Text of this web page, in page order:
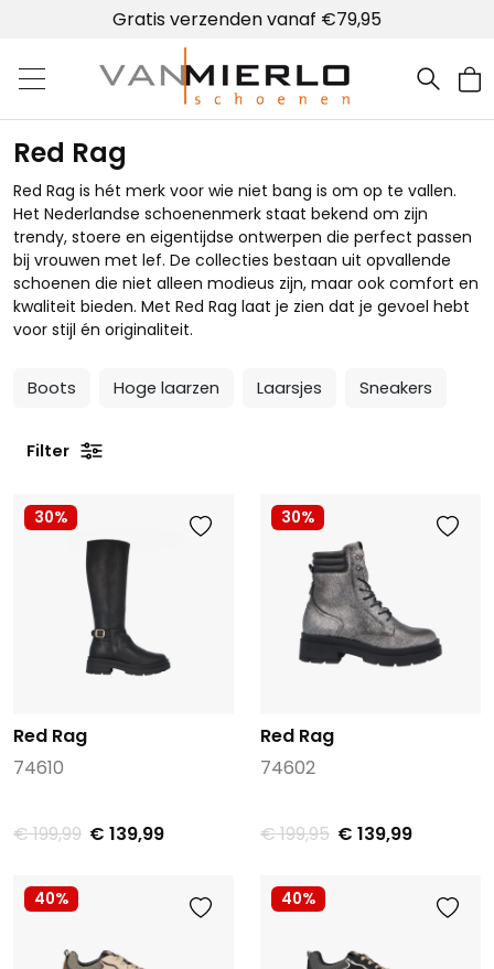
Gratis verzenden vanaf €79,95
Home | Van Mierlo schoenen
Red Rag
Red Rag is hét merk voor wie niet bang is om op te vallen.
Het Nederlandse schoenenmerk staat bekend om zijn
trendy, stoere en eigentijdse ontwerpen die perfect passen
bij vrouwen met lef. De collecties bestaan uit opvallende
schoenen die niet alleen modieus zijn, maar ook comfort en
kwaliteit bieden. Met Red Rag laat je zien dat je gevoel hebt
voor stijl én originaliteit.
Boots Hoge laarzen Laarsjes Sneakers
Filter
30%
Red Rag
74610
€ 199,99 € 139,99
30%
Red Rag
74602
€ 199,95 € 139,99
40% 40%